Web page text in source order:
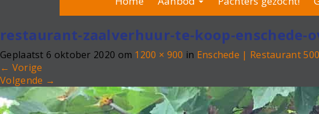
restaurant-zaalverhuur-te-koop-enschede-
Geplaatst 6 oktober 2020 om 1200 × 900 in Enschede | Restaurant
← Vorige
Volgende →